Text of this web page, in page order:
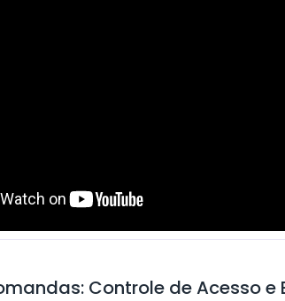
Controle de Acesso